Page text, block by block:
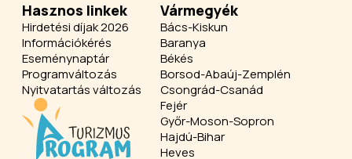
Hasznos linkek
Hirdetési díjak 2026
Információkérés
Eseménynaptár
Programváltozás
Nyitvatartás változás
Vármegyék
Bács-Kiskun
Baranya
Békés
Borsod-Abaúj-Zemplén
Csongrád-Csanád
Fejér
Győr-Moson-Sopron
Hajdú-Bihar
Heves